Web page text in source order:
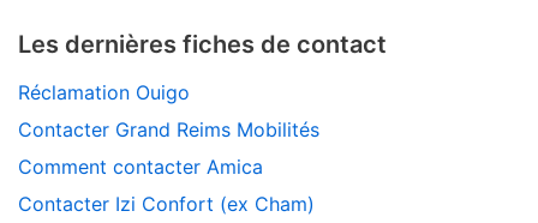
Les dernières fiches de contact
Réclamation Ouigo
Contacter Grand Reims Mobilités
Comment contacter Amica
Contacter Izi Confort (ex Cham)